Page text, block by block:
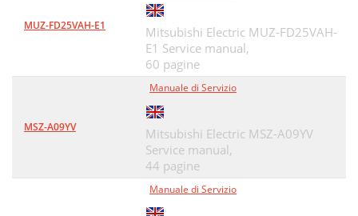
MUZ-FD25VAH-E1
Mitsubishi Electric MUZ-FD25VAH-
E1 Service manual,
60 pagine
MSZ-A09YV
Manuale di Servizio
Mitsubishi Electric MSZ-A09YV
Service manual,
44 pagine
Manuale di Servizio